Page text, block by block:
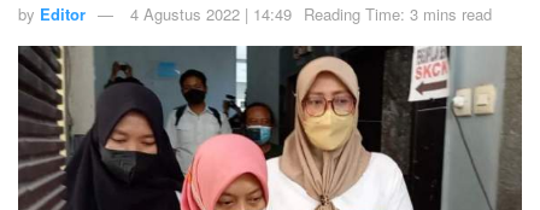
by Editor 4 Agustus 2022 | 14:49 Reading Time: 3 mins read